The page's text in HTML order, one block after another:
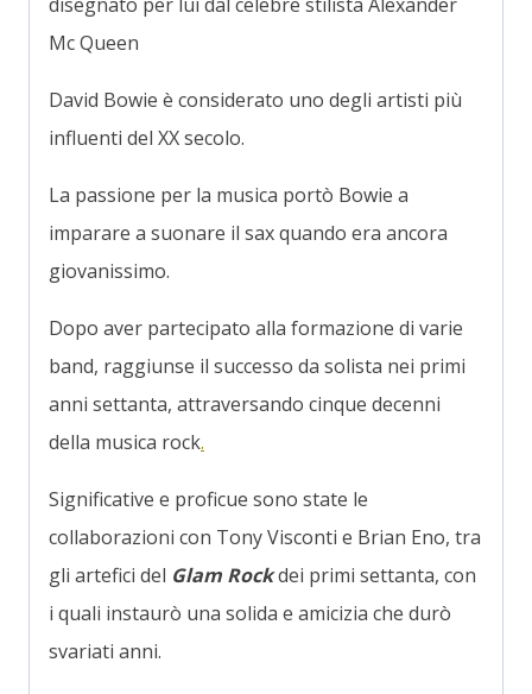
Mc Queen
David Bowie è considerato uno degli artisti più
influenti del XX secolo.
La passione per la musica portò Bowie a
imparare a suonare il sax quando era ancora
giovanissimo.
Dopo aver partecipato alla formazione di varie
band, raggiunse il successo da solista nei primi
anni settanta, attraversando cinque decenni
della musica rock.
Significative e proficue sono state le
collaborazioni con Tony Visconti e Brian Eno, tra
gli artefici del Glam Rockdei primi settanta, con
i quali instaurò una solida e amicizia che durò
svariati anni.